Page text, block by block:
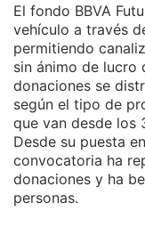
El fondo BBVA
vehículo a través
permitiendo
sin ánimo de lucro
donaciones se
según el tipo de
que van desde los
Desde su puesta
convocatoria ha
donaciones y ha
personas.